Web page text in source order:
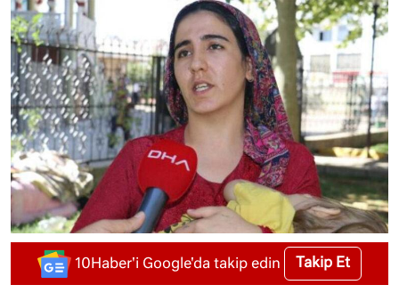
10Haber'i Google'da takip edin Takip Et